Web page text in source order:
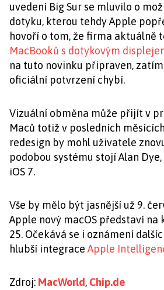
uvedení Big Sur se mluvilo o
dotyku, kterou tehdy Apple
hovoří o tom, že firma aktuálně
MacBooků s dotykovým
na tuto novinku připraven, zatím
oficiální potvrzení chybí.
Vizuální obměna může přijít v
Maců totiž v posledních
redesign by mohl uživatele
podobou systému stojí Alan
iOS 7.
Vše by mělo být jasnější už 9.
Apple nový macOS představí na
25. Očekává se i oznámení
hlubší integraceApple
Zdroj: MacWorld, Chip.de